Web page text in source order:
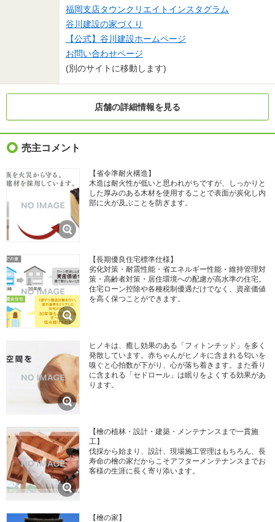
福岡支店タウンクリエイトインスタグラム
谷川建設の家づくり
【公式】谷川建設ホームページ
お問い合わせページ
(別のサイトに移動します)
店舗の詳細情報を見る
売主コメント
【省令準耐火構造】
木造は耐火性が低いと思われがちですが、しっかりと
した厚みのある木材を使用することで表面が炭化し内
部に火が及ぶことを防ぎます。
【長期優良住宅標準仕様】
劣化対策・耐震性能・省エネルギー性能・維持管理対
策・高齢者対策・居住環境への配慮が高水準の住宅。
住宅ローン控除や各種税制優遇だけでなく、資産価値
を高く保つことができます。
ヒノキは、癒し効果のある「フィトンチッド」を多く
発散しています。赤ちゃんがヒノキに含まれる匂いを
嗅ぐと心拍数が下がり、心が落ち着きます。また香り
に含まれる「セドロール」は眠りをよくする効果があ
ります。
【檜の植林・設計・建築・メンテナンスまで一貫施
工】
伐採から始まり、設計、現場施工管理はもちろん、長
寿命の檜の家だからこそアフターメンテナンスまでお
客様の生涯に長く寄り添います。
【檜の家】